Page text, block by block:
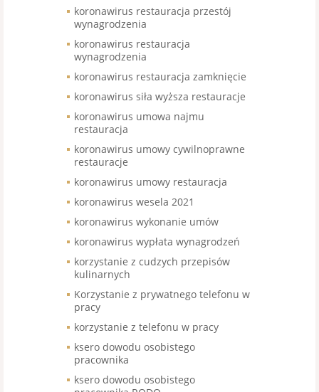
koronawirus restauracja przestój
wynagrodzenia
koronawirus restauracja
wynagrodzenia
koronawirus restauracja zamknięcie
koronawirus siła wyższa restauracje
koronawirus umowa najmu
restauracja
koronawirus umowy cywilnoprawne
restauracje
koronawirus umowy restauracja
koronawirus wesela 2021
koronawirus wykonanie umów
koronawirus wypłata wynagrodzeń
korzystanie z cudzych przepisów
kulinarnych
Korzystanie z prywatnego telefonu w
pracy
korzystanie z telefonu w pracy
ksero dowodu osobistego
pracownika
ksero dowodu osobistego